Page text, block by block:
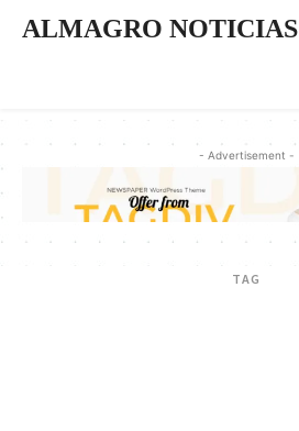
ALMAGRO NOTICIAS
- Advertisement -
TAG